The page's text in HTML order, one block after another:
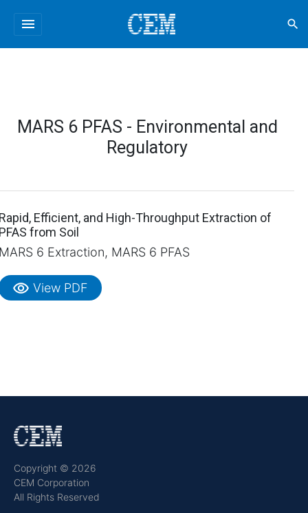
menu search
MARS 6 PFAS - Environmental and
Regulatory
Efficient, and High-Throughput Extraction of
from Soil
6 Extraction, MARS 6 PFAS
visibility View PDF
Copyright © 2026
CEM Corporation
All Rights Reserved